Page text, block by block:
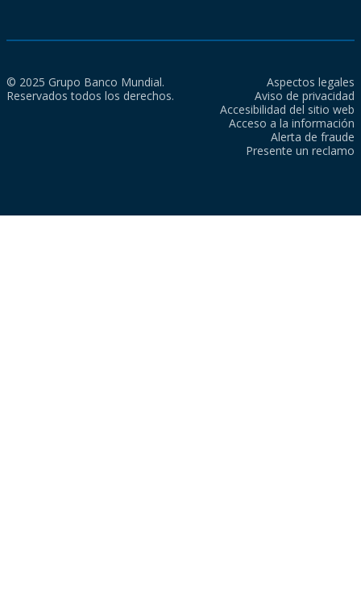
© 2025 Grupo Banco Mundial.
Reservados todos los derechos.
Aspectos legales
Aviso de privacidad
Accesibilidad del sitio web
Acceso a la información
Alerta de fraude
Presente un reclamo